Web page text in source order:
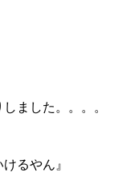
ました。。。。
るやん』